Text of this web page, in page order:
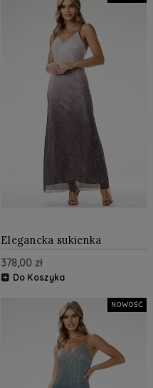
Elegancka sukienka
cekinowa maxi Srebrna
378,00 zł
Do Koszyka
NOWOŚĆ